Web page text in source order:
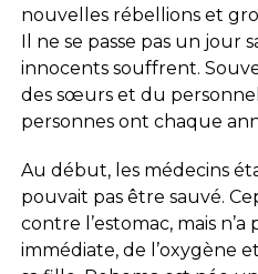
nouvelles rébellions et
Il ne se passe pas un jour
innocents souffrent.
des sœurs et du
personnes ont chaque
Au début, les médecins
pouvait pas être sauvé.
contre l’estomac, mais
immédiate, de l’oxygène